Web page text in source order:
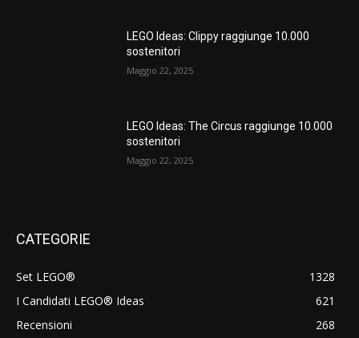
LEGO Ideas: Clippy raggiunge 10.000
sostenitori
Maggio 22, 2025
LEGO Ideas: The Circus raggiunge 10.000
sostenitori
Maggio 22, 2025
CATEGORIE
Set LEGO®
1328
I Candidati LEGO® Ideas
621
Recensioni
268